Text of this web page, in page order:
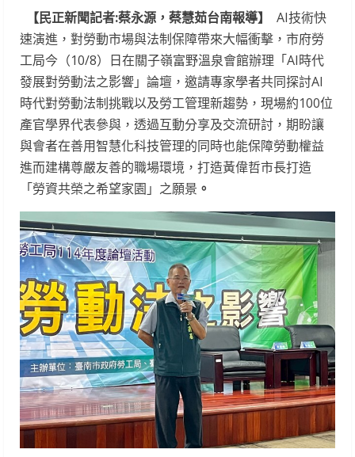
【民正新聞記者:蔡永源，蔡慧茹台南報導】
AI技術快
速演進，對勞動市場與法制保障帶來大幅衝擊，市府勞
工局今（10/8）日在關子嶺富野溫泉會館辦理「AI時代
發展對勞動法之影響」論壇，邀請專家學者共同探討AI
時代對勞動法制挑戰以及勞工管理新趨勢，現場約100位
產官學界代表參與，透過互動分享及交流研討，期盼讓
與會者在善用智慧化科技管理的同時也能保障勞動權益
進而建構尊嚴友善的職場環境，打造黃偉哲市長打造
「勞資共榮之希望家園」之願景 。